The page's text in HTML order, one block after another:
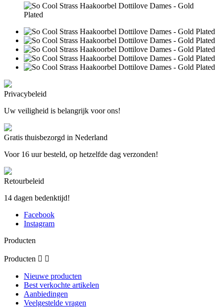
Privacybeleid
Uw veiligheid is belangrijk voor ons!
Gratis thuisbezorgd in Nederland
Voor 16 uur besteld, op hetzelfde dag verzonden!
Retourbeleid
14 dagen bedenktijd!
Facebook
Instagram
Producten
Producten  
Nieuwe producten
Best verkochte artikelen
Aanbiedingen
Veelgestelde vragen